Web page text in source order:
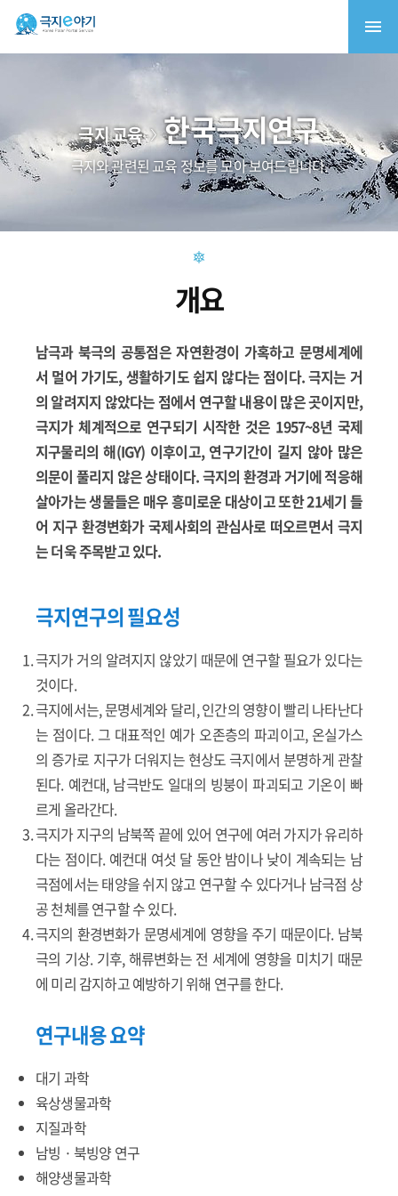
극지 교육 한국극지연구
극지와 관련된 교육 정보를 모아 보여드립니다.
개요
남극과 북극의 공통점은 자연환경이 가혹하고 문명세계에
서 멀어 가기도, 생활하기도 쉽지 않다는 점이다. 극지는 거
의 알려지지 않았다는 점에서 연구할 내용이 많은 곳이지만,
극지가 체계적으로 연구되기 시작한 것은 1957~8년 국제
지구물리의 해(IGY) 이후이고, 연구기간이 길지 않아 많은
의문이 풀리지 않은 상태이다. 극지의 환경과 거기에 적응해
살아가는 생물들은 매우 흥미로운 대상이고 또한 21세기 들
어 지구 환경변화가 국제사회의 관심사로 떠오르면서 극지
는 더욱 주목받고 있다.
극지연구의 필요성
극지가 거의 알려지지 않았기 때문에 연구할 필요가 있다는
것이다.
극지에서는, 문명세계와 달리, 인간의 영향이 빨리 나타난다
는 점이다. 그 대표적인 예가 오존층의 파괴이고, 온실가스
의 증가로 지구가 더워지는 현상도 극지에서 분명하게 관찰
된다. 예컨대, 남극반도 일대의 빙붕이 파괴되고 기온이 빠
르게 올라간다.
극지가 지구의 남북쪽 끝에 있어 연구에 여러 가지가 유리하
다는 점이다. 예컨대 여섯 달 동안 밤이나 낮이 계속되는 남
극점에서는 태양을 쉬지 않고 연구할 수 있다거나 남극점 상
공 천체를 연구할 수 있다.
극지의 환경변화가 문명세계에 영향을 주기 때문이다. 남북
극의 기상. 기후, 해류변화는 전 세계에 영향을 미치기 때문
에 미리 감지하고 예방하기 위해 연구를 한다.
연구내용 요약
대기 과학
육상생물과학
지질과학
남빙 · 북빙양 연구
해양생물과학